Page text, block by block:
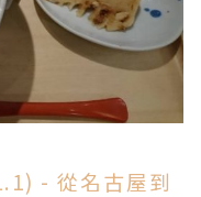
- 從名古屋到